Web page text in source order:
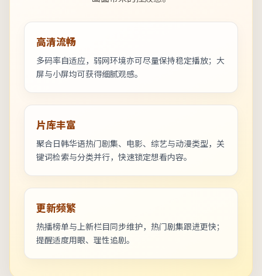
高清流畅
多码率自适应，弱网环境亦可尽量保持稳定播放；大
屏与小屏均可获得细腻观感。
片库丰富
聚合日韩华语热门剧集、电影、综艺与动漫类型，关
键词检索与分类并行，快速锁定想看内容。
更新频繁
热播榜单与上新栏目同步维护，热门剧集跟进更快；
提醒适度用眼、理性追剧。